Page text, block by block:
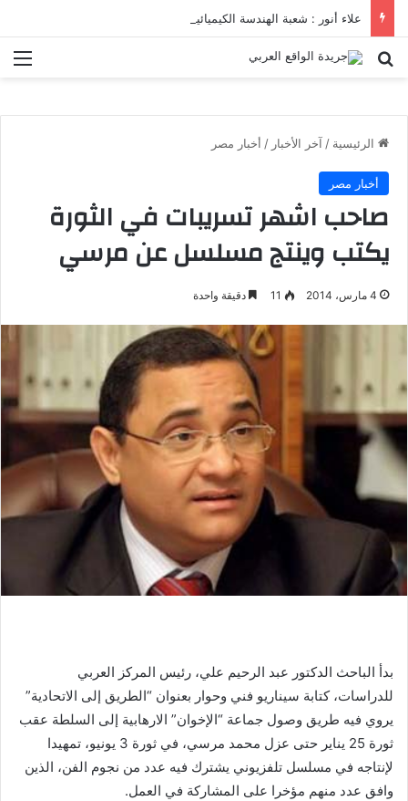
بحث عن
الرئيسية / آخر الأخبار / أخبار مصر
أخبار مصر
صاحب اشهر تسريبات في الثورة
يكتب وينتج مسلسل عن مرسي
4 مارس، 2014 11 دقيقة واحدة
بدأ الباحث الدكتور عبد الرحيم علي، رئيس المركز العربي
للدراسات، كتابة سيناريو فني وحوار بعنوان “الطريق إلى الاتحادية”
يروي فيه طريق وصول جماعة “الإخوان” الارهابية إلى السلطة عقب
ثورة 25 يناير حتى عزل محمد مرسي، في ثورة 3 يونيو، تمهيدا
لإنتاجه في مسلسل تلفزيوني يشترك فيه عدد من نجوم الفن، الذين
وافق عدد منهم مؤخرا على المشاركة في العمل.